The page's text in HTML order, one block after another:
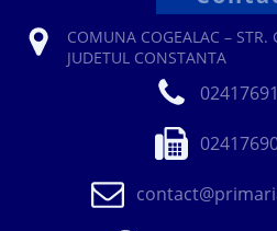
COMUNA COGEALAC – STR.
JUDETUL CONSTANTA